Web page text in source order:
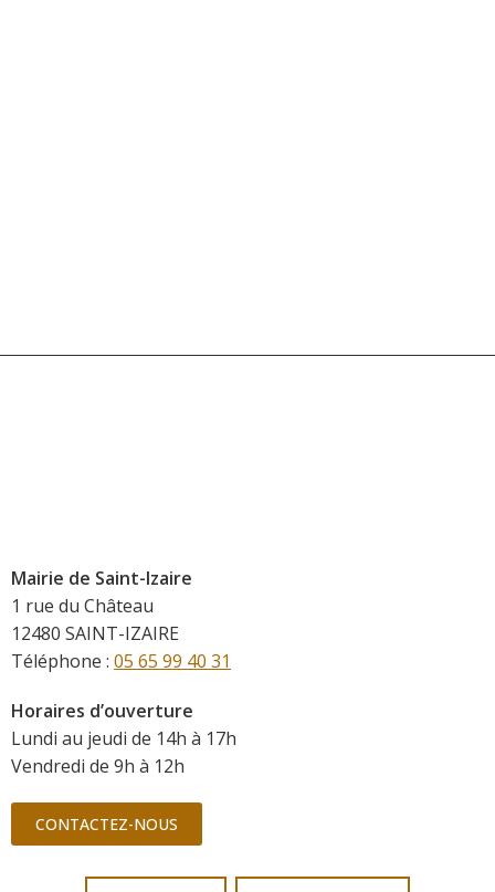
Mairie de Saint-Izaire
1 rue du Château
12480 SAINT-IZAIRE
Téléphone : 05 65 99 40 31
Horaires d’ouverture
Lundi au jeudi de 14h à 17h
Vendredi de 9h à 12h
CONTACTEZ-NOUS